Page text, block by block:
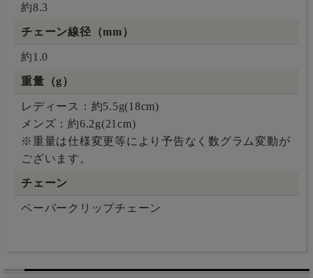
約8.3
チェーン線径（mm）
約1.0
重量（g）
レディース：約5.5g(18cm)
メンズ：約6.2g(21cm)
※重量は仕様変更等により予告なく数グラム変動が
ございます。
チェーン
ペーパークリップチェーン